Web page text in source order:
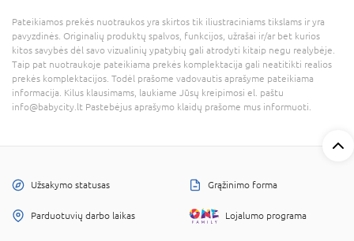
Pateikiamos prekės nuotraukos yra skirtos tik iliustraciniams tikslams ir yra
pavyzdinės. Originalių produktų spalvos, funkcijos, užrašai ir/ar bet kurios
kitos savybės dėl savo vizualinių ypatybių gali atrodyti kitaip negu realybėje.
Taip pat nuotraukoje pateikiama prekės komplektacija gali neatitikti realios
prekės komplektacijos. Todėl prašome vadovautis aprašyme pateikiama
informacija. Kilus klausimams, laukiame Jūsų kreipimosi el. paštu
info@babycity.lt Pastebėjus aprašymo klaidų prašome mus informuoti.
Užsakymo statusas Grąžinimo forma
Parduotuvių darbo laikas Lojalumo programa